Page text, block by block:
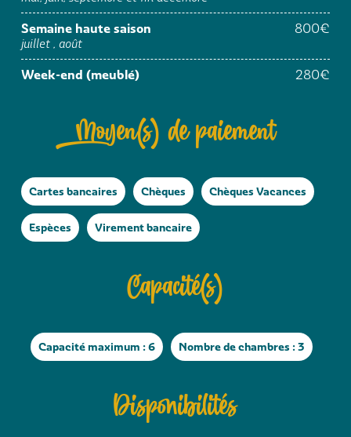
Semaine haute saison
800€
juillet , août
Week-end (meublé) 280€
Moyen(s) de paiement
Cartes bancaires Chèques Chèques Vacances
Espèces Virement bancaire
Capacité(s)
Capacité maximum : 6 Nombre de chambres : 3
Disponibilités